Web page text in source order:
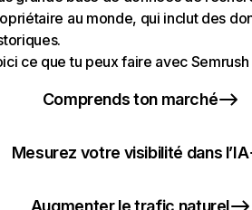
au monde, qui inclut des
ce que tu peux faire avec Semrush
Comprends ton marché
Mesurez votre visibilité dans l’IA
Augmenter le trafic naturel